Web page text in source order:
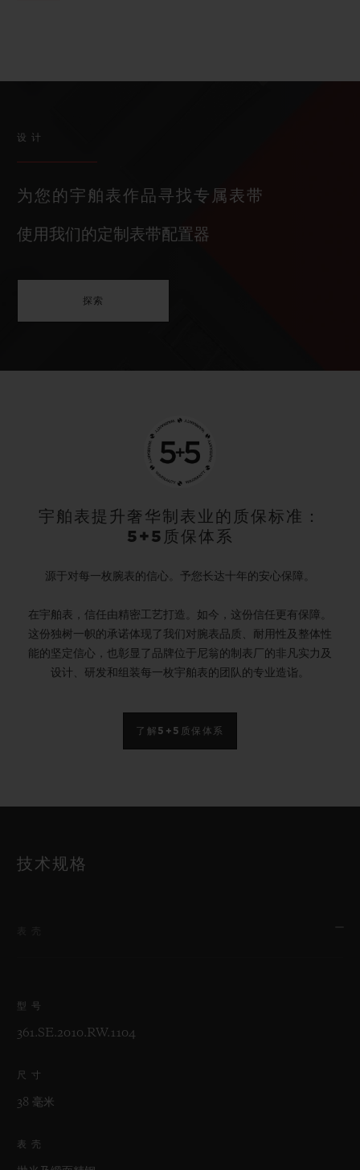
设计
为您的宇舶表作品寻找专属表带
使用我们的定制表带配置器
探索
宇舶表提升奢华制表业的质保标准：
5+5质保体系
源于对每一枚腕表的信心。予您长达十年的安心保障。
在宇舶表，信任由精密工艺打造。如今，这份信任更有保障。
这份独树一帜的承诺体现了我们对腕表品质、耐用性及整体性
能的坚定信心，也彰显了品牌位于尼翁的制表厂的非凡实力及
设计、研发和组装每一枚宇舶表的团队的专业造诣。
了解5+5质保体系
技术规格
型号
361.SE.2010.RW.1104
尺寸
38 毫米
表壳